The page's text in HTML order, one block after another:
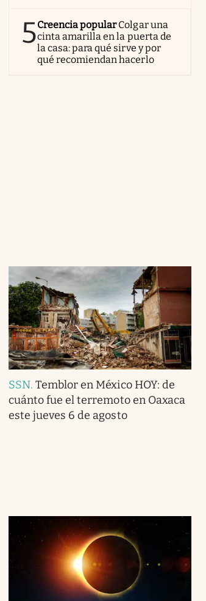
5Creencia popularColgar una
cinta amarilla en la puerta de
la casa: para qué sirve y por
qué recomiendan hacerlo
SSN.Temblor en México HOY: de
cuánto fue el terremoto en Oaxaca
este jueves 6 de agosto